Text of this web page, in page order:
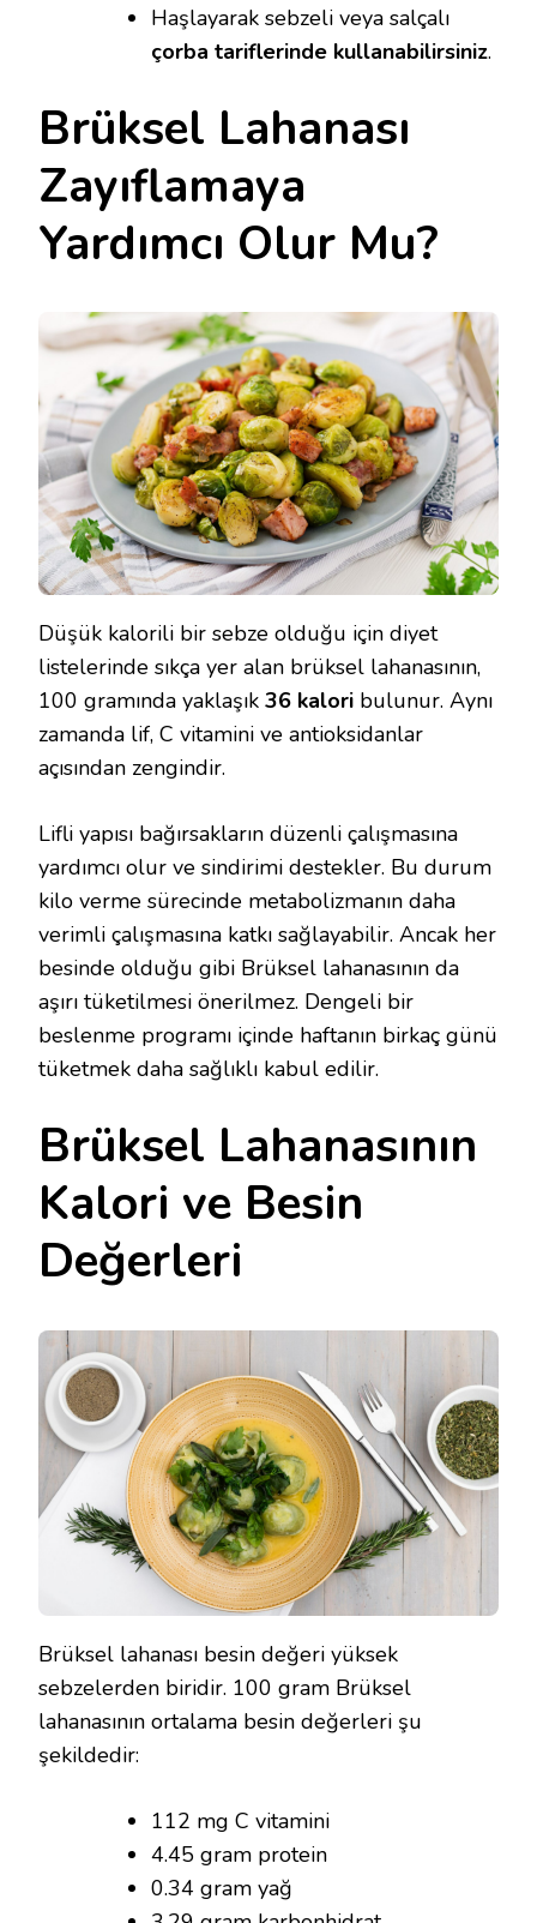
Haşlayarak sebzeli veya salçalı
çorba tariflerinde kullanabilirsiniz.
Brüksel Lahanası
Zayıflamaya
Yardımcı Olur Mu?
Düşük kalorili bir sebze olduğu için diyet
listelerinde sıkça yer alan brüksel lahanasının,
100 gramında yaklaşık 36 kalori bulunur. Aynı
zamanda lif, C vitamini ve antioksidanlar
açısından zengindir.
Lifli yapısı bağırsakların düzenli çalışmasına
yardımcı olur ve sindirimi destekler. Bu durum
kilo verme sürecinde metabolizmanın daha
verimli çalışmasına katkı sağlayabilir. Ancak her
besinde olduğu gibi Brüksel lahanasının da
aşırı tüketilmesi önerilmez. Dengeli bir
beslenme programı içinde haftanın birkaç günü
tüketmek daha sağlıklı kabul edilir.
Brüksel Lahanasının
Kalori ve Besin
Değerleri
Brüksel lahanası besin değeri yüksek
sebzelerden biridir. 100 gram Brüksel
lahanasının ortalama besin değerleri şu
şekildedir:
112 mg C vitamini
4.45 gram protein
0.34 gram yağ